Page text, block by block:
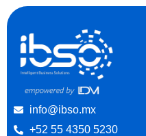
info@ibso.mx
+52 55 4350 5230